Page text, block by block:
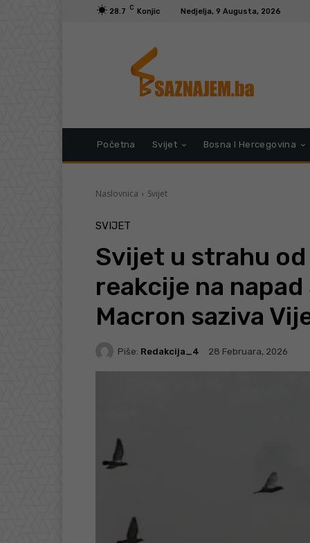
28.7 C Konjic Nedjelja, 9 Augusta, 2026
Početna Svijet Bosna I Hercegovina
Naslovnica Svijet
SVIJET
Svijet u strahu
reakcije na napad
Macron saziva
Piše: Redakcija_4 28 Februara, 2026